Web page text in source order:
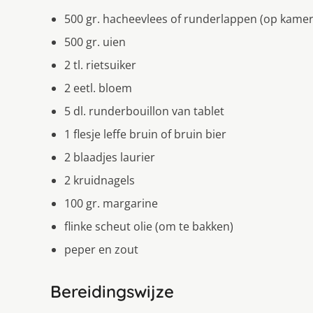
500 gr. hacheevlees of runderlappen (op
500 gr. uien
2 tl. rietsuiker
2 eetl. bloem
5 dl. runderbouillon van tablet
1 flesje leffe bruin of bruin bier
2 blaadjes laurier
2 kruidnagels
100 gr. margarine
flinke scheut olie (om te bakken)
peper en zout
Bereidingswijze